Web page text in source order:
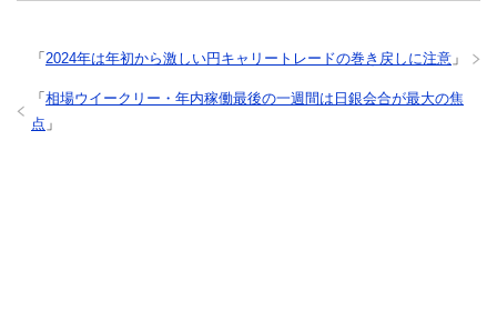
「 2024年は年初から激しい円キャリートレードの巻き戻しに注意 」
「 相場ウイークリー・年内稼働最後の一週間は日銀会合が最大の焦
点 」